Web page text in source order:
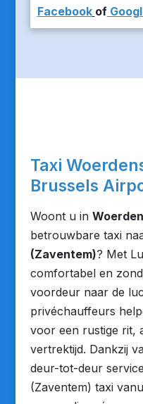
Facebook of
Taxi
Brussels
Woont u in
betrouwbare taxi
(Zaventem)? Met
comfortabel en
voordeur naar de
privéchauffeurs
voor een rustige rit,
vertrektijd. Dankzij
deur-tot-deur
(Zaventem) taxi